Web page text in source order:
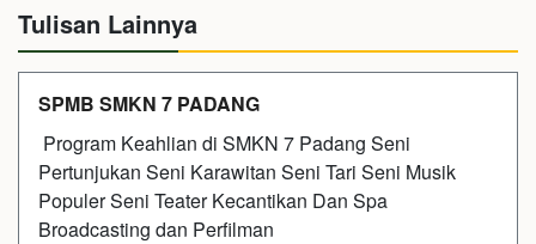
Tulisan Lainnya
SPMB SMKN 7 PADANG
Program Keahlian di SMKN 7 Padang Seni
Pertunjukan Seni Karawitan Seni Tari Seni Musik
Populer Seni Teater Kecantikan Dan Spa
Broadcasting dan Perfilman